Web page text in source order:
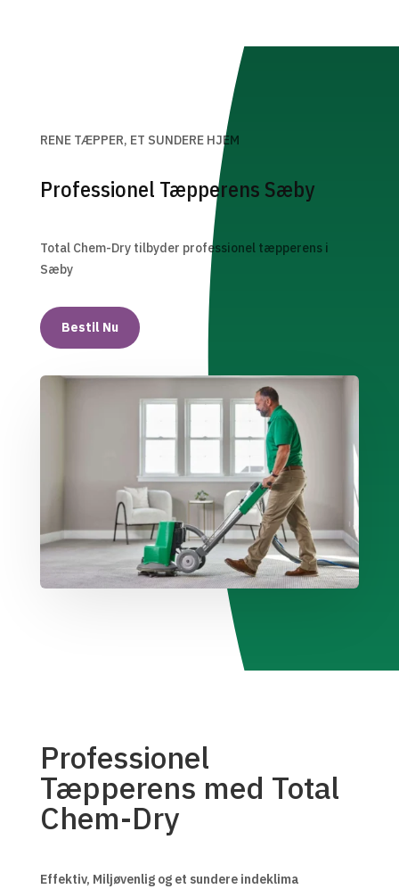
RENE TÆPPER, ET SUNDERE HJEM
Professionel Tæpperens Sæby
Total Chem-Dry tilbyder professionel tæpperens i
Sæby
Bestil Nu
Professionel
Tæpperens med Total
Chem-Dry
Effektiv, Miljøvenlig og et sundere indeklima